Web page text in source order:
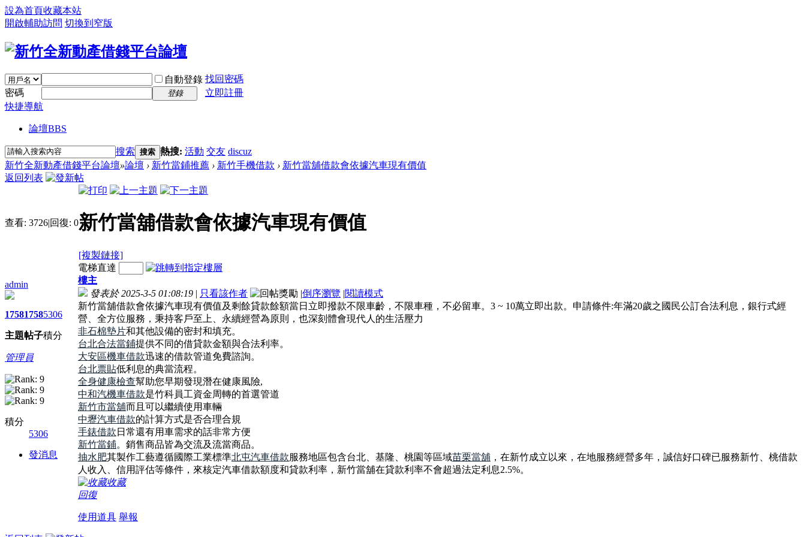
設為首頁收藏本站
開啟輔助訪問 切換到窄版
自動登錄 找回密碼
密碼
登錄
立即註冊
快捷導航
論壇BBS
搜索 搜索 熱搜: 活動 交友 discuz
新竹全新動產借錢平台論壇»論壇 › 新竹當鋪推薦 › 新竹手機借款 › 新竹當舖借款會依據汽車現有價值
返回列表
查看: 3726|回復: 0新竹當舖借款會依據汽車現有價值
[複製鏈接]
admin
1758
主題
1758
帖子
5306
積分
管理員
積分
5306
發消息
電梯直達
樓主
發表於 2025-3-5 01:08:19 | 只看該作者 |倒序瀏覽 |閱讀模式
新竹當舖借款會依據汽車現有價值及剩餘貸款餘額當日立即撥款不限車齡，不限車種，不必留車。3 ~ 10萬立即出款。申請條件:年滿20歲之國民公訂合法利息，銀行式經
營、全方位服務，秉持客戶至上、永續經營為原則，也深刻體會現代人的生活壓力
非石棉墊片和其他設備的密封和填充。
台北合法當鋪提供不同的借貸款金額與合法利率。
大安區機車借款迅速的借款管道免費諮詢。
台北票貼低利息的典當流程。
全身健康檢查幫助您早期發現潛在健康風險,
中和汽機車借款是竹科員工資金周轉的首選管道
新竹市當舖而且可以繼續使用車輛
中壢汽車借款的計算方式是否合理合規
手錶借款 日常還有用車需求的話非常方便
新竹當鋪。銷售商品皆為交流及流當商品。
抽水肥其製作工藝遵循國際工業標準北屯汽車借款服務地區包含台北、基隆、桃園等區域苗栗當舖 ，在新竹成立以來，在地服務經營多年，誠信好口碑已服務新竹、桃借款
人收入、信用評估等條件，來核定汽車借款額度和貸款利率，新竹當舖在貸款利率不會超過法定利息2.5%。
收藏
回復
使用道具 舉報